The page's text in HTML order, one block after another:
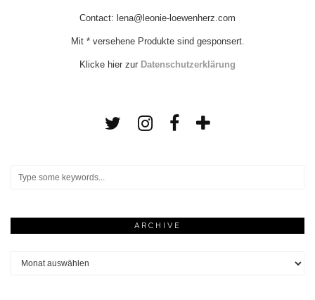
Contact: lena@leonie-loewenherz.com
Mit * versehene Produkte sind gesponsert.
Klicke hier zur Datenschutzerklärung
ARCHIVE